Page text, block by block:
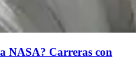
NASA? Carreras con